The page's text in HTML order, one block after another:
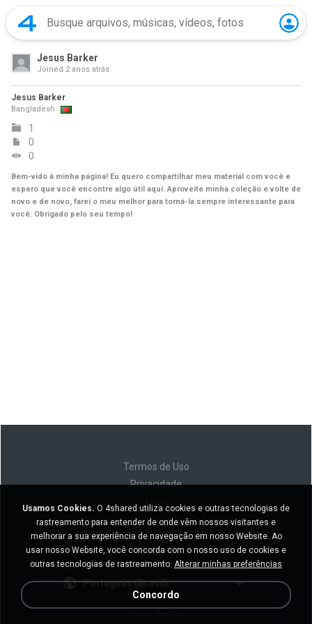
Jesus Barker
Joined 2 anos atrás
Jesus Barker
Bangladesh
1
0
0
Bem-vido à minha página! Eu quero compartilhar meu material com você e
espero que você encontre algo útil aqui. Aproveite minha coleção e volte de
novo e de novo, farei o meu melhor para torná-la sempre interessante para
você. Obrigado pelo seu tempo!
Termos de Uso
Privacidade
Não venda minhas informações pessoais
Não compartilhe minhas informações pessoais
Português (Brasil)
Usamos Cookies. O 4shared utiliza cookies e outras tecnologias de
rastreamento para entender de onde vêm nossos visitantes e
melhorar a sua experiência de navegação em nosso Website. Ao
usar nosso Website, você concorda com o nosso uso de cookies e
outras tecnologias de rastreamento. Alterar minhas preferências
Concordo